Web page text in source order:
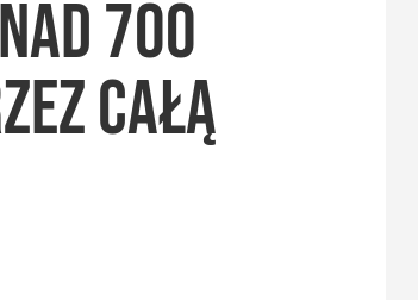
700
CAŁĄ